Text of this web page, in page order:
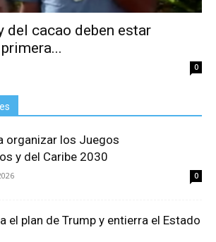
del cacao deben estar
0
organizar los Juegos
y del Caribe 2030
0
el plan de Trump y entierra el Estado